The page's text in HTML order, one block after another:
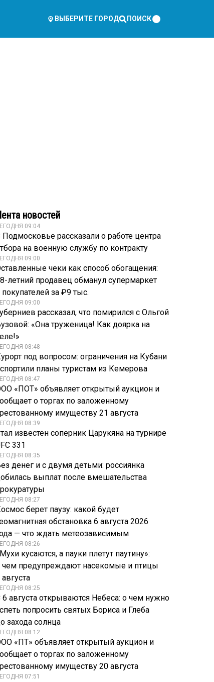
ВЫБЕРИТЕ ГОРОД ПОИСК
новостей
09:04
Подмосковье рассказали о работе центра
на военную службу по контракту
09:00
чеки как способ обогащения:
летний продавец обманул супермаркет
покупателей за ₽9 тыс.
09:00
рассказал, что помирился с Ольгой
«Она труженица! Как доярка на
08:48
под вопросом: ограничения на Кубани
планы туристам из Кемерова
08:47
«ПОТ» объявляет открытый аукцион и
о торгах по заложенному
имуществу 21 августа
08:39
известен соперник Царукяна на турнире
331
08:35
денег и с двумя детьми: россиянка
выплат после вмешательства
08:27
берет паузу: какой будет
обстановка 6 августа 2026
— что ждать метеозависимым
08:26
кусаются, а пауки плетут паутину»:
чем предупреждают насекомые и птицы
августа
08:25
6 августа открываются Небеса: о чем нужно
попросить святых Бориса и Глеба
захода солнца
08:12
«ПТ» объявляет открытый аукцион и
о торгах по заложенному
имуществу 20 августа
07:51